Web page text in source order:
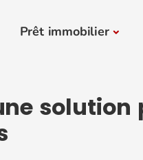
Prêt immobilier
solution